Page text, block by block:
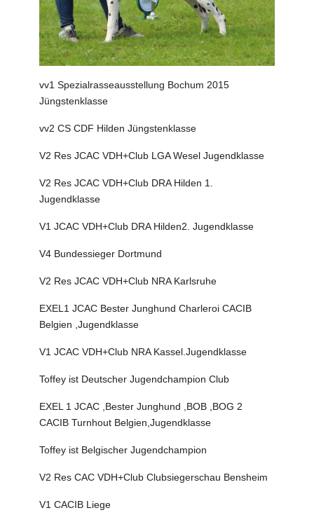
vv1 Spezialrasseausstellung Bochum 2015
Jüngstenklasse
vv2 CS CDF Hilden Jüngstenklasse
V2 Res JCAC VDH+Club LGA Wesel Jugendklasse
V2 Res JCAC VDH+Club DRA Hilden 1.
Jugendklasse
V1 JCAC VDH+Club DRA Hilden2. Jugendklasse
V4 Bundessieger Dortmund
V2 Res JCAC VDH+Club NRA Karlsruhe
EXEL1 JCAC Bester Junghund Charleroi CACIB
Belgien ,Jugendklasse
V1 JCAC VDH+Club NRA Kassel.Jugendklasse
Toffey ist Deutscher Jugendchampion Club
EXEL 1 JCAC ,Bester Junghund ,BOB ,BOG 2
CACIB Turnhout Belgien,Jugendklasse
Toffey ist Belgischer Jugendchampion
V2 Res CAC VDH+Club Clubsiegerschau Bensheim
V1 CACIB Liege